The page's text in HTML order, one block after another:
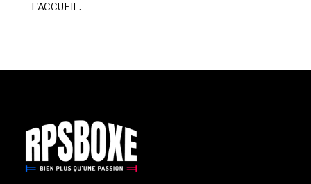
L'ACCUEIL.